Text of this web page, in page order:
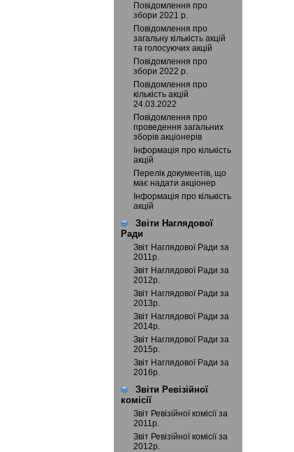
Повідомлення про
збори 2021 р.
Повідомлення про
загальну кількість акцій
та голосуючих акцій
Повідомлення про
збори 2022 р.
Повідомлення про
кількість акцій
24.03.2022
Повідомлення про
проведення загальних
зборів акціонерів
Інформація про кількість
акцій
Перелік документів, що
має надати акціонер
Інформація про кількість
акцій
Звіти Наглядової
Ради
Звіт Наглядової Ради за
2011р.
Звіт Наглядової Ради за
2012р.
Звіт Наглядової Ради за
2013р.
Звіт Наглядової Ради за
2014р.
Звіт Наглядової Ради за
2015р.
Звіт Наглядової Ради за
2016р.
Звіти Ревізійної
комісії
Звіт Ревізійної комісії за
2011р.
Звіт Ревізійної комісії за
2012р.